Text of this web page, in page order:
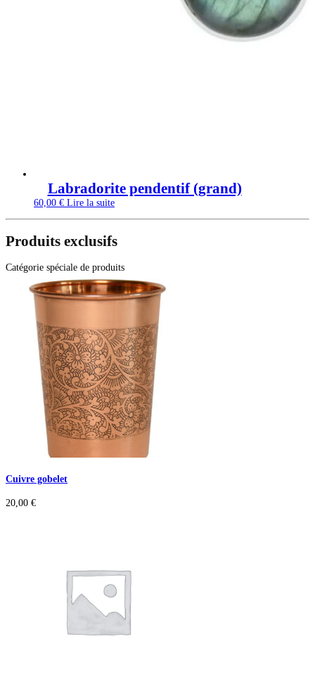
Labradorite pendentif (grand)
60,00 € Lire la suite
Produits exclusifs
Catégorie spéciale de produits
Cuivre gobelet
20,00 €